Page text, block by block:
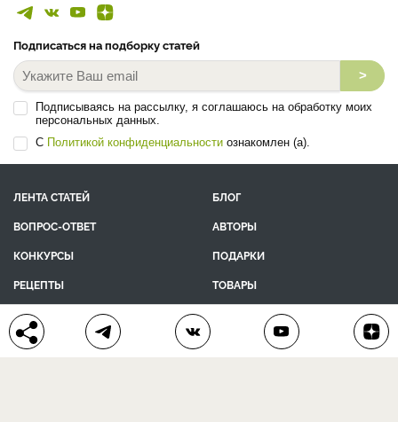
Подписаться на подборку статей
>
Подписываясь на рассылку, я соглашаюсь на обработку моих
персональных данных.
С Политикой конфиденциальности ознакомлен (а).
ЛЕНТА СТАТЕЙ
БЛОГ
ВОПРОС-ОТВЕТ
АВТОРЫ
КОНКУРСЫ
ПОДАРКИ
РЕЦЕПТЫ
ТОВАРЫ
ПОМОЩЬ
КОНТАКТЫ